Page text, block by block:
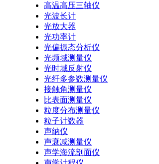
高温高压三轴仪
光波长计
光放大器
光功率计
光偏振态分析仪
光频域测量仪
光时域反射仪
光纤多参数测量仪
接触角测量仪
比表面测量仪
粒度分布测量仪
粒子计数器
声纳仪
声衰减测量仪
声学海流剖面仪